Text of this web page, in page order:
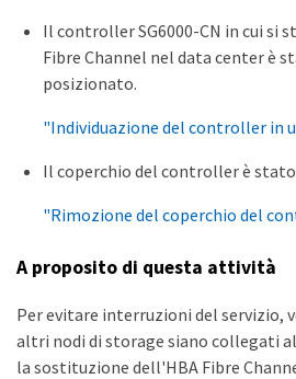
Il controller SG6000-CN in cui si
Fibre Channel nel data center è
posizionato.
"Individuazione del controller in
Il coperchio del controller è
"Rimozione del coperchio del
A proposito di questa attività
Per evitare interruzioni del servizio,
altri nodi di storage siano collegati
la sostituzione dell'HBA Fibre